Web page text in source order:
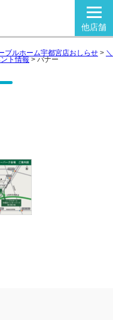
他店舗
ブルホーム宇都宮店おしらせ > ＼
ト情報 > バナー